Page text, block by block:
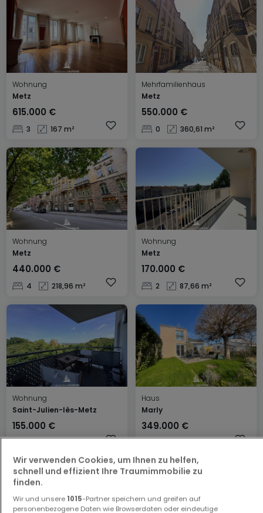
Wohnung
Metz
615.000 €
3 167 m²
Mehrfamilienhaus
Metz
550.000 €
0 360,61 m²
Wohnung
Metz
440.000 €
4 218,96 m²
Wohnung
Metz
170.000 €
2 87,66 m²
Wohnung
Saint-Julien-lès-Metz
155.000 €
Haus
Marly
349.000 €
Wir verwenden Cookies, um Ihnen zu helfen,
schnell und effizient Ihre Traumimmobilie zu
finden.
Wir und unsere 1015-Partner speichern und greifen auf
personenbezogene Daten wie Browserdaten oder eindeutige